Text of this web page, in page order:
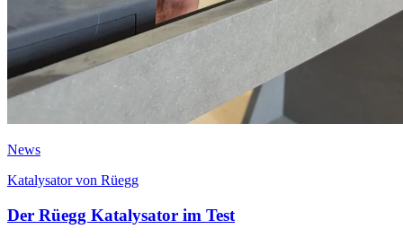
News
Katalysator von Rüegg
Der Rüegg Katalysator im Test